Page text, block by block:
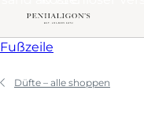
Weiter zu Überschrift
Fußzeile
Düfte – alle shoppen